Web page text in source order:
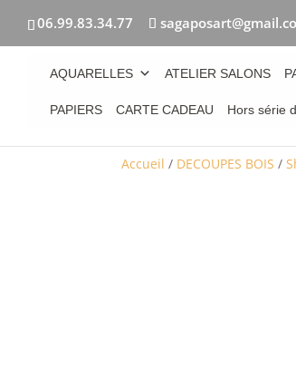
06.99.83.34.77
AQUARELLES ATELIER SALONS
PAPIERS CARTE CADEAU Hors série
Accueil / DECOUPES BOIS /